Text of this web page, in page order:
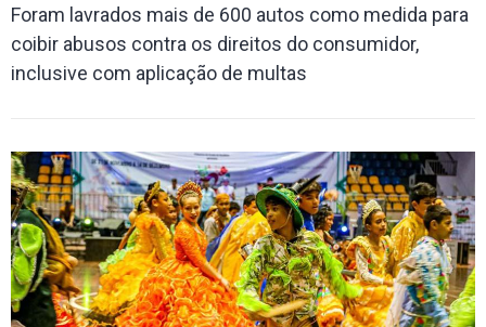
Foram lavrados mais de 600 autos como medida para
coibir abusos contra os direitos do consumidor,
inclusive com aplicação de multas